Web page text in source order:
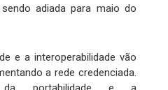
adiada para maio do
e a interoperabilidade vão
a rede credenciada.